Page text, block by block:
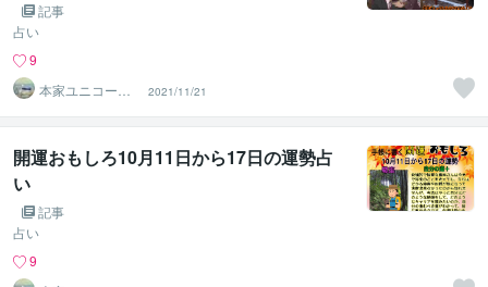
記事
占い
9
本家ユニコーン
の使者桜10周年
ありがとう
2021/11/21
開運おもしろ10月11日から17日の運勢占
い
記事
占い
9